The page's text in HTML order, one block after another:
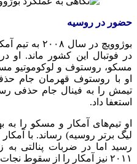
حضور در روسیه
در فوتبال این کشور ماند. او
تیمش را به فینال جام حذفی
استعفا داد.
او تیم‌های آمکار و مسکو را به
۲۰۱۱ نیز آمکار را از سقوط نجات داد.